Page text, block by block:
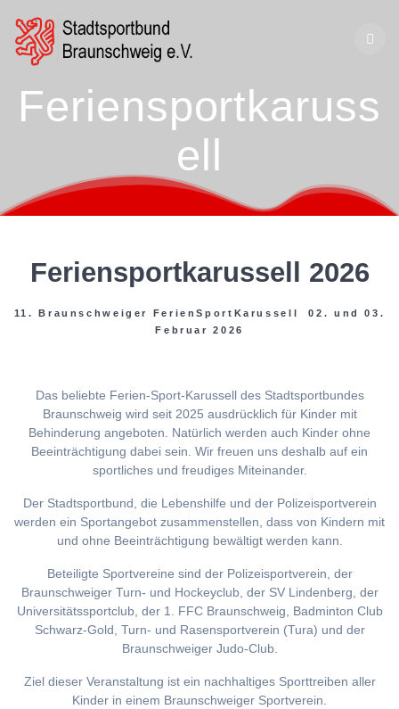
Feriensportkaruss
ell
Feriensportkarussell 2026
11. Braunschweiger FerienSportKarussell 02. und 03.
Februar 2026
Das beliebte Ferien-Sport-Karussell des Stadtsportbundes
Braunschweig wird seit 2025 ausdrücklich für Kinder mit
Behinderung angeboten. Natürlich werden auch Kinder ohne
Beeinträchtigung dabei sein. Wir freuen uns deshalb auf ein
sportliches und freudiges Miteinander.
Der Stadtsportbund, die Lebenshilfe und der Polizeisportverein
werden ein Sportangebot zusammenstellen, dass von Kindern mit
und ohne Beeinträchtigung bewältigt werden kann.
Beteiligte Sportvereine sind der Polizeisportverein, der
Braunschweiger Turn- und Hockeyclub, der SV Lindenberg, der
Universitätssportclub, der 1. FFC Braunschweig, Badminton Club
Schwarz-Gold, Turn- und Rasensportverein (Tura) und der
Braunschweiger Judo-Club.
Ziel dieser Veranstaltung ist ein nachhaltiges Sporttreiben aller
Kinder in einem Braunschweiger Sportverein.